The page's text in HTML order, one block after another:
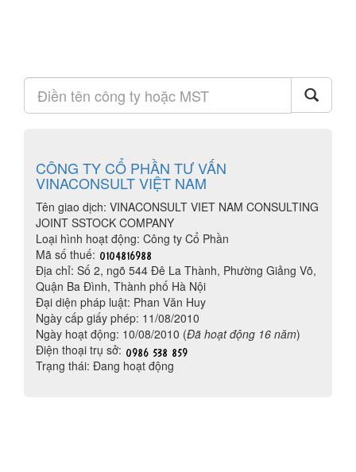
CÔNG TY CỔ PHẦN TƯ VẤN
VINACONSULT VIỆT NAM
Tên giao dịch: VINACONSULT VIET NAM CONSULTING
JOINT SSTOCK COMPANY
Loại hình hoạt động: Công ty Cổ Phần
Mã số thuế:
Địa chỉ: Số 2, ngõ 544 Đê La Thành, Phường Giảng Võ,
Quận Ba Đình, Thành phố Hà Nội
Đại diện pháp luật: Phan Văn Huy
Ngày cấp giấy phép: 11/08/2010
Ngày hoạt động: 10/08/2010 (Đã hoạt động 16 năm)
Điện thoại trụ sở:
Trạng thái: Đang hoạt động